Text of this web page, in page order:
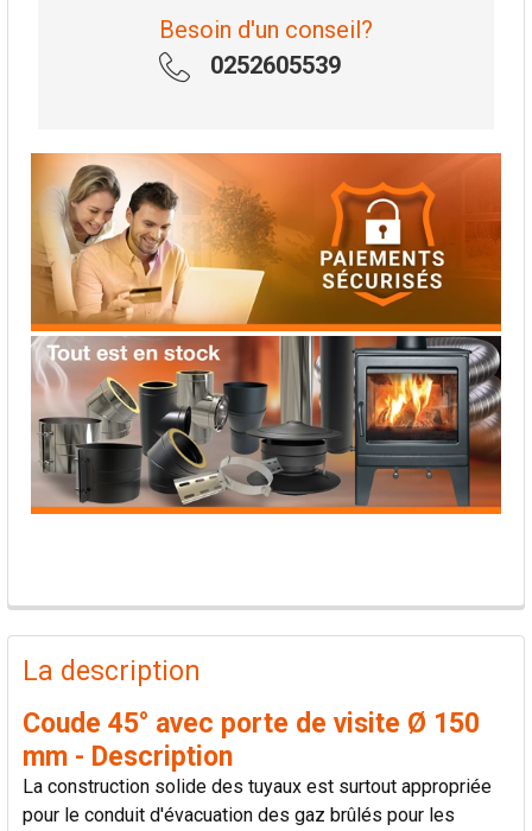
Besoin d'un conseil?
0252605539
PRODUITS
FRÉQUEMMENT
ACHETÉS
SÉLECTIONNER
La description
Coude 45° avec porte de visite Ø 150
mm - Description
La construction solide des tuyaux est surtout appropriée
pour le conduit d'évacuation des gaz brûlés pour les